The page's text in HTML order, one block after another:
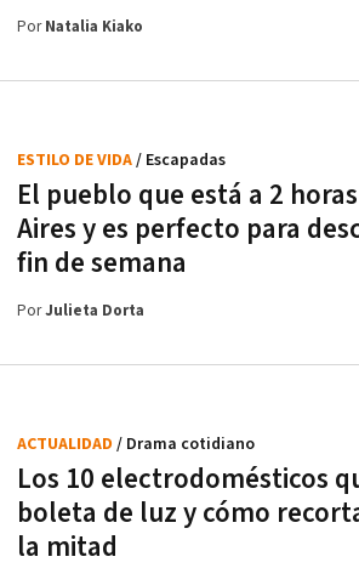
PorNatalia Kiako
El pueblo que está a 2
Aires y es perfecto para
fin de semana
ESTILO DE VIDA/ Escapadas
PorJulieta Dorta
Los 10 electrodomésticos
boleta de luz y cómo
la mitad
ACTUALIDAD / Drama cotidiano